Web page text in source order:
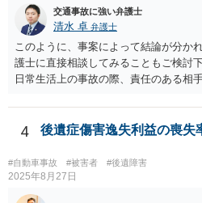
交通事故に強い弁護士
清水 卓 弁護士
このように、事案によって結論が分か
護士に直接相談してみることもご検
日常生活上の事故の際、責任のある相
す（ご自宅の火災保険や自動車の任意
加入したつもりがなくても、確認して
4 後遺症傷害逸失利益の喪失
#自動車事故 #被害者 #後遺障害
2025年8月27日